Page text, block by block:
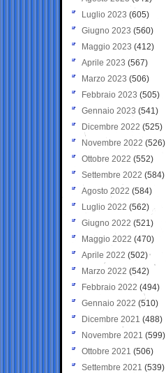
Luglio 2023 (605)
Giugno 2023 (560)
Maggio 2023 (412)
Aprile 2023 (567)
Marzo 2023 (506)
Febbraio 2023 (505)
Gennaio 2023 (541)
Dicembre 2022 (525)
Novembre 2022 (526)
Ottobre 2022 (552)
Settembre 2022 (584)
Agosto 2022 (584)
Luglio 2022 (562)
Giugno 2022 (521)
Maggio 2022 (470)
Aprile 2022 (502)
Marzo 2022 (542)
Febbraio 2022 (494)
Gennaio 2022 (510)
Dicembre 2021 (488)
Novembre 2021 (599)
Ottobre 2021 (506)
Settembre 2021 (539)